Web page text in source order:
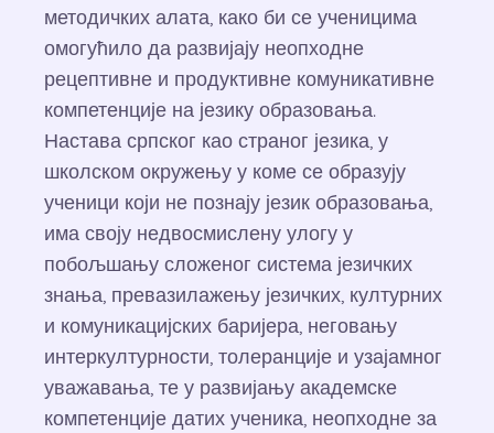
методичких алата, како би се ученицима
омогућило да развијају неопходне
рецептивне и продуктивне комуникативне
компетенције на језику образовања.
Настава српског као страног језика, у
школском окружењу у коме се образују
ученици који не познају језик образовања,
има своју недвосмислену улогу у
побољшању сложеног система језичких
знања, превазилажењу језичких, културних
и комуникацијских баријера, неговању
интеркултурности, толеранције и узајамног
уважавања, те у развијању академске
компетенције датих ученика, неопходне за